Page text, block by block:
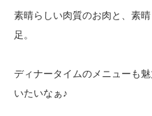
素晴らしい肉質のお肉と、素
足。
ディナータイムのメニューも
いたいなぁ♪